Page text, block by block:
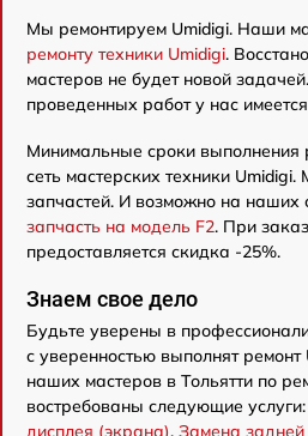
Мы ремонтируем Umidigi. Наши
ремонту техники Umidigi.
мастеров не будет новой
проведенных работ у нас
Минимальные сроки
сеть мастерских техники
запчастей. И возможно на наших
запчасть на модель F2. При
предоставляется скидка -25%.
Знаем свое дело
Будьте уверены в
с уверенностью выполнят
наших мастеров в Тольятти по
востребованы следующие услуги:
дисплея (экрана), Замена